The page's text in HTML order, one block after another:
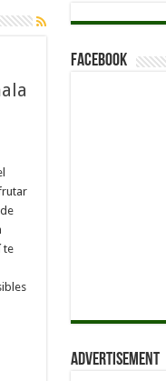
te
Facebook
Advertisement